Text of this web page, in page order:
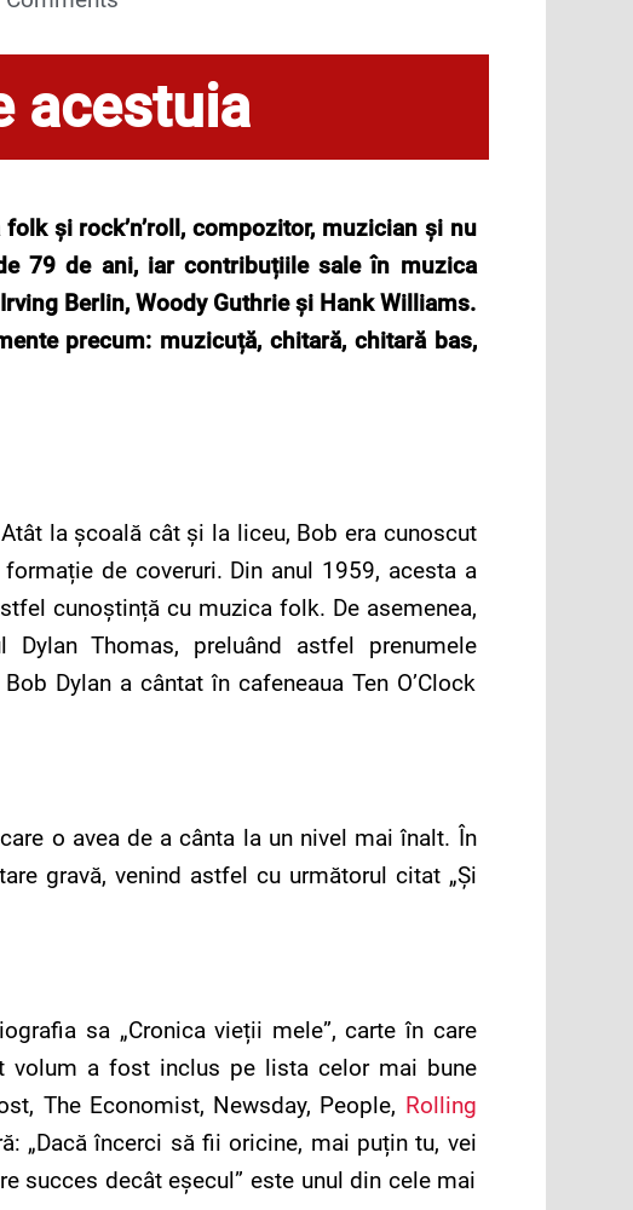
acestuia
și rock’n’roll, compozitor, muzician și nu
79 de ani, iar contribuțiile sale în muzica
Berlin, Woody Guthrie și Hank Williams.
precum: muzicuță, chitară, chitară bas,
la școală cât și la liceu, Bob era cunoscut
de coveruri. Din anul 1959, acesta a
cunoștință cu muzica folk. De asemenea,
Thomas, preluând astfel prenumele
Dylan a cântat în cafeneaua Ten O’Clock
o avea de a cânta la un nivel mai înalt. În
gravă, venind astfel cu următorul citat „Şi
sa „Cronica vieții mele”, carte în care
volum a fost inclus pe lista celor mai bune
The Economist, Newsday, People, Rolling
„Dacă încerci să fii oricine, mai puțin tu, vei
succes decât eșecul” este unul din cele mai